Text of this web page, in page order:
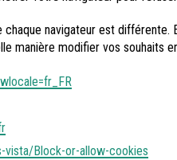
navigateur est différente.
manière modifier vos souhaits
Block-or-allow-cookies